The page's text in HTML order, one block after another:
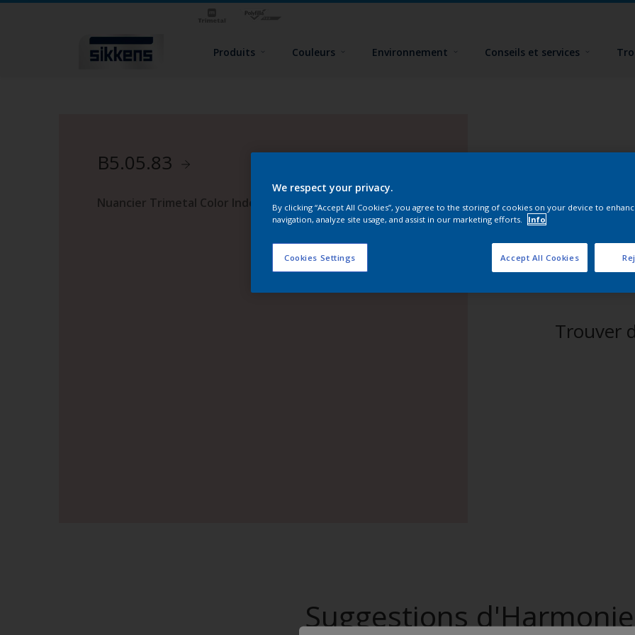
Produits Couleurs Environnement Conseils et services
B5.05.83
Nuancier Trimetal Color Index 2
Trouver
Suggestions
We respect your privacy.
By clicking “Accept All Cookies”, you agree to the storing of cookies on your device to
navigation, analyze site usage, and assist in our marketing efforts.
Info
Cookies Settings Accept All Cookies